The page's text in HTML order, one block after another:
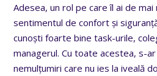
Adesea, un rol pe care îl ai de
sentimentul de confort și
cunoști foarte bine task-urile,
managerul. Cu toate acestea, s-
nemulțumiri care nu ies la iveală